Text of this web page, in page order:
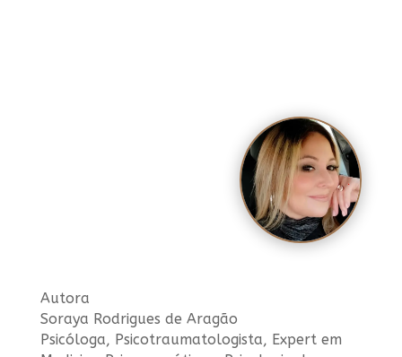
Autora
Soraya Rodrigues de Aragão
Psicóloga, Psicotraumatologista, Expert em